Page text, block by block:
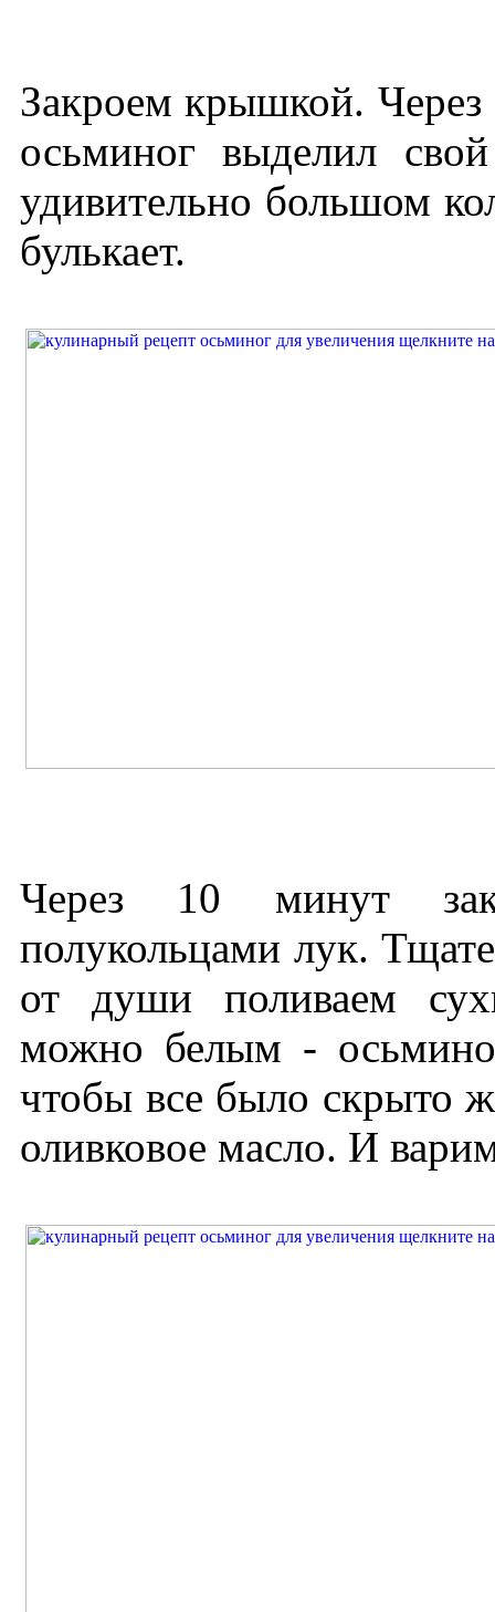
Закроем крышкой.
осьминог выделил
удивительно большом
булькает.
Через 10 минут
полукольцами лук.
от души поливаем
можно белым -
чтобы все было скрыто
оливковое масло. И